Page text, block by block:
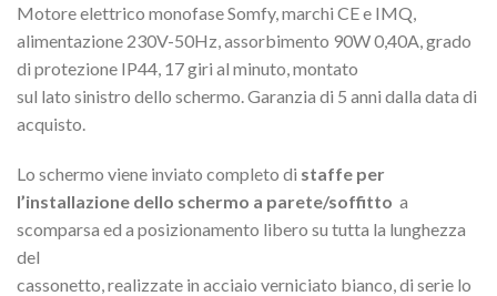
Motore elettrico monofase Somfy, marchi CE e IMQ,
alimentazione 230V-50Hz, assorbimento 90W 0,40A, grado
di protezione IP44, 17 giri al minuto, montato
sul lato sinistro dello schermo. Garanzia di 5 anni dalla data di
acquisto.
Lo schermo viene inviato completo di staffe per
l’installazione dello schermo a parete/soffitto a
scomparsa ed a posizionamento libero su tutta la lunghezza
del
cassonetto, realizzate in acciaio verniciato bianco, di serie lo